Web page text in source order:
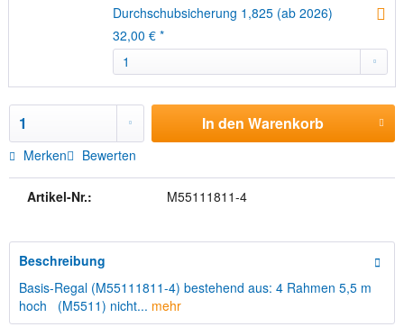
Durchschubsicherung 1,825 (ab 2026)
32,00 € *
In den Warenkorb
Merken Bewerten
Artikel-Nr.: M55111811-4
Beschreibung
Basis-Regal (M55111811-4) bestehend aus: 4 Rahmen 5,5 m
hoch (M5511) nicht... mehr